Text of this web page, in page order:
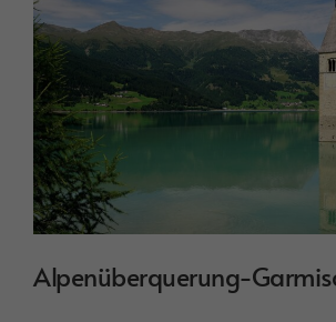
Alpenüberquerung-